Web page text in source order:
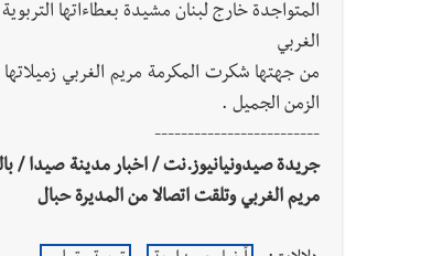
المتواجدة خارج لبنان مشيدة بعطاءاتها
الغربي
من جهتها شكرت المكرمة مريم الغربي
الزمن الجميل .
-------------------------
جريدة صيدونيانيوز.نت / اخبار مدينة صيدا /
مريم الغربي وتلقت اتصالا من المديرة حبال